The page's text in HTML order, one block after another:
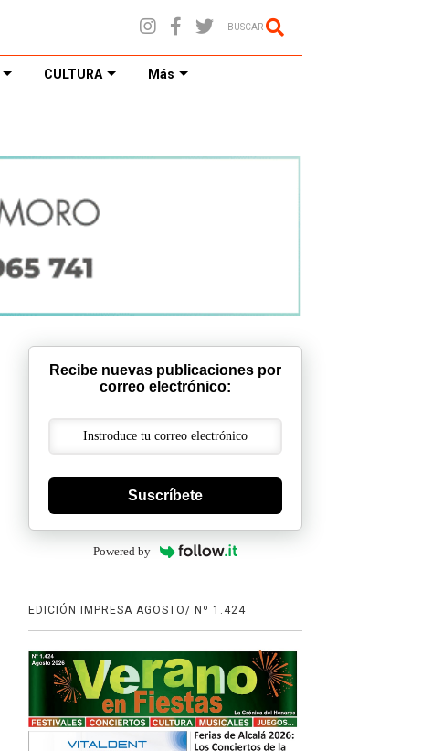
BUSCAR
CULTURA Más
Recibe nuevas publicaciones por
correo electrónico:
Suscríbete
Powered by
EDICIÓN IMPRESA AGOSTO/ Nº 1.424